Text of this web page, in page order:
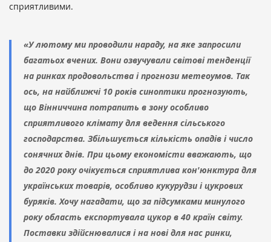
сприятливими.
«У лютому ми проводили нараду, на яке запросили
багатьох вчених. Вони озвучували світові тенденції
на ринках продовольства і прогнози метеоумов. Так
ось, на найближчі 10 років синоптики прогнозують,
що Вінниччина потрапить в зону особливо
сприятливого клімату для ведення сільського
господарства. Збільшується кількість опадів і число
сонячних днів. При цьому економісти вважають, що
до 2020 року очікується сприятлива кон'юнктура для
українських товарів, особливо кукурудзи і цукрових
буряків. Хочу нагадати, що за підсумками минулого
року область експортувала цукор в 40 країн світу.
Поставки здійснювалися і на нові для нас ринки,